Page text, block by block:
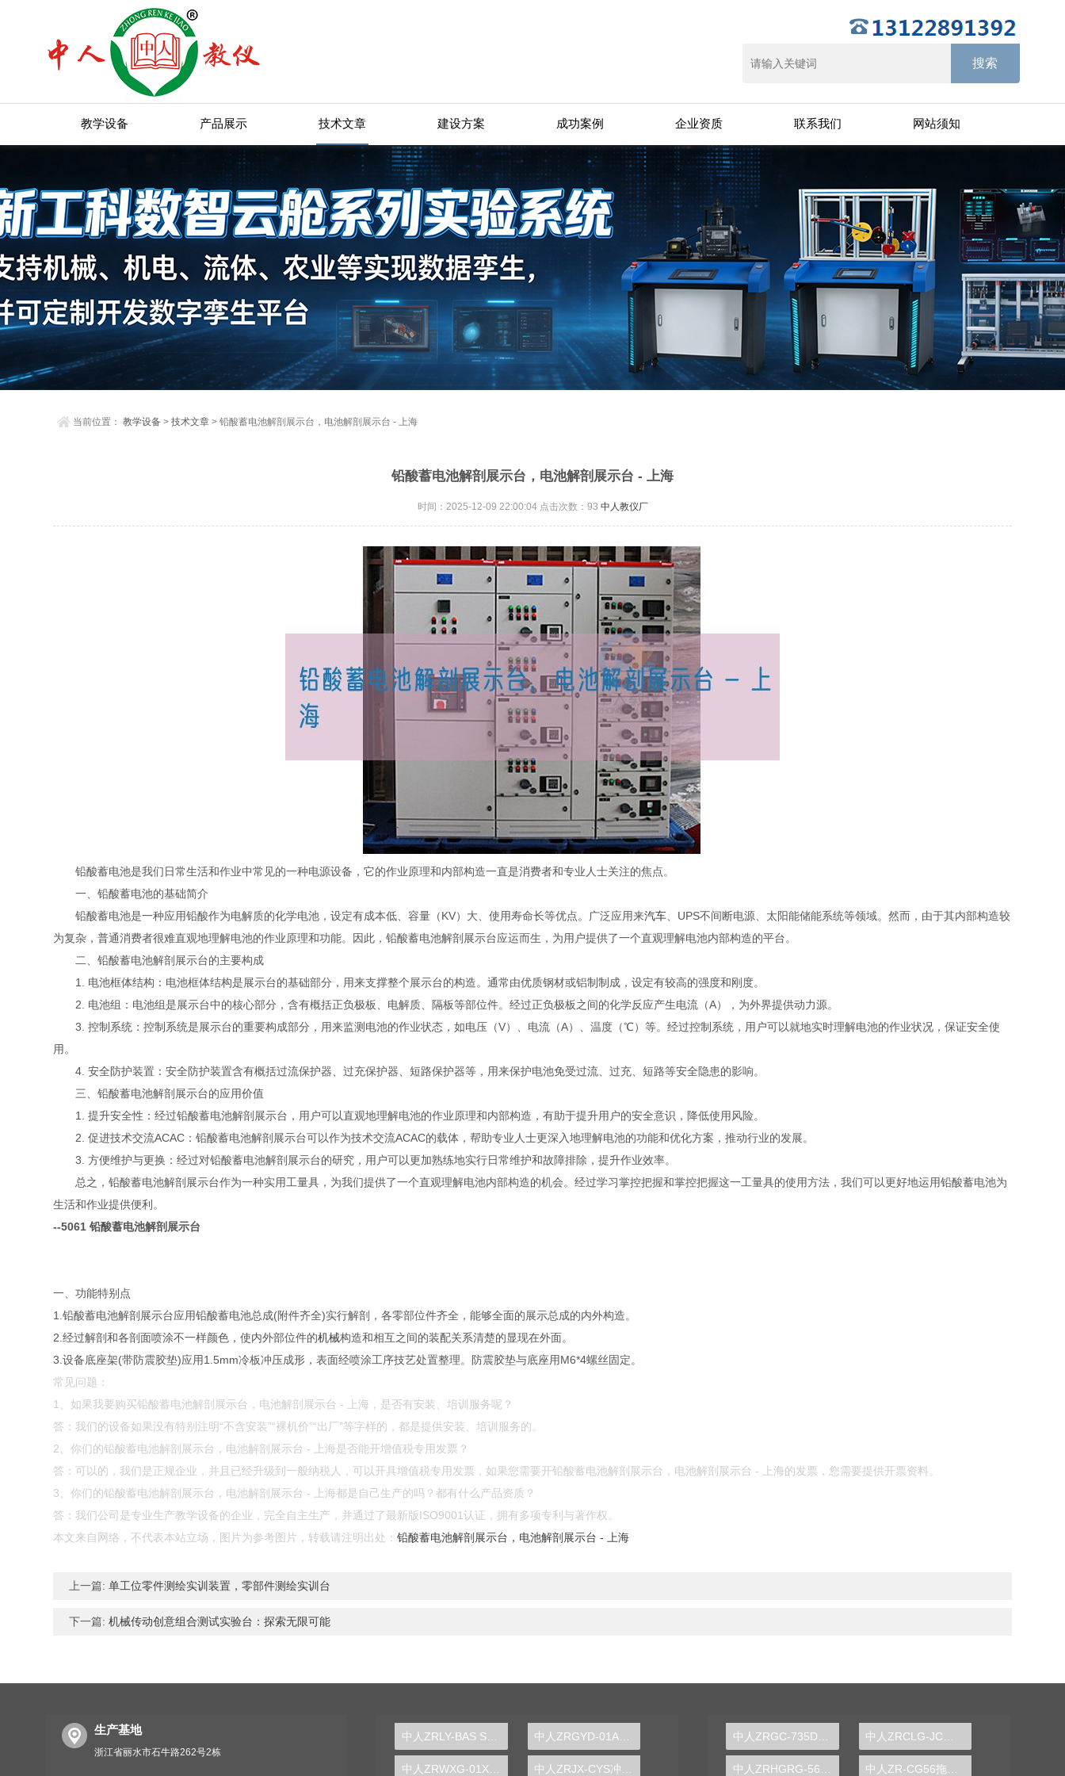
教学设备 产品展示 技术文章 建设方案 成功案例 企业资质 联系我们 网站须知
当前位置：教学设备 >技术文章 > 铅酸蓄电池解剖展示台，电池解剖展示台 - 上海
铅酸蓄电池解剖展示台，电池解剖展示台 - 上海
时间：2025-12-09 22:00:04 点击次数： 93 中人教仪厂
铅酸蓄电池是我们日常生活和作业中常见的一种电源设备，它的作业原理和内部构造一直是消费者和专业人士关注的焦点。
一、铅酸蓄电池的基础简介
铅酸蓄电池是一种应用铅酸作为电解质的化学电池，设定有成本低、容量（KV）大、使用寿命长等优点。广泛应用来汽车 、UPS不间断电源、太阳能储能系统等领域。然而，由于其内部构造较
为复杂，普通消费者很难直观地理解电池的作业原理和功能。因此，铅酸蓄电池解剖展示台应运而生，为用户提供了一个直观理解电池内部构造的平台。
二、铅酸蓄电池解剖展示台的主要构成
1. 电池框体结构：电池框体结构是展示台的基础部分，用来支撑整个展示台的构造。通常由优质钢材或铝制制成，设定有较高的强度和刚度。
2. 电池组：电池组是展示台中的核心部分，含有概括正负极板、电解质、隔板等部位件。经过正负极板之间的化学反应产生电流（A），为外界提供动力源。
3. 控制系统：控制系统是展示台的重要构成部分，用来监测电池的作业状态，如电压（V）、电流（A）、温度（℃）等。经过控制系统，用户可以就地实时理解电池的作业状况，保证安全使
用。
4. 安全防护装置：安全防护装置含有概括过流保护器、过充保护器、短路保护器等，用来保护电池免受过流、过充、短路等安全隐患的影响。
三、铅酸蓄电池解剖展示台的应用价值
1. 提升安全性：经过铅酸蓄电池解剖展示台，用户可以直观地理解电池的作业原理和内部构造，有助于提升用户的安全意识，降低使用风险。
2. 促进技术交流ACAC：铅酸蓄电池解剖展示台可以作为技术交流ACAC的载体，帮助专业人士更深入地理解电池的功能和优化方案，推动行业的发展。
3. 方便维护与更换：经过对铅酸蓄电池解剖展示台的研究，用户可以更加熟练地实行日常维护和故障排除，提升作业效率。
总之，铅酸蓄电池解剖展示台作为一种实用工量具，为我们提供了一个直观理解电池内部构造的机会。经过学习掌控把握和掌控把握这一工量具的使用方法，我们可以更好地运用铅酸蓄电池为
生活和作业提供便利。
--5061 铅酸蓄电池解剖展示台
一、功能特别点
1.铅酸蓄电池解剖展示台应用铅酸蓄电池总成(附件齐全)实行解剖，各零部位件齐全，能够全面的展示总成的内外构造。
2.经过解剖和各剖面喷涂不一样颜色，使内外部位件的机械构造和相互之间的装配关系清楚的显现在外面。
3.设备底座架(带防震胶垫)应用1.5mm冷板冲压成形，表面经喷涂工序技艺处置整理。防震胶垫与底座用M6*4螺丝固定。
常见问题：
1、如果我要购买铅酸蓄电池解剖展示台，电池解剖展示台 - 上海，是否有安装、培训服务呢？
答：我们的设备如果没有特别注明“不含安装”“裸机价”“出厂”等字样的，都是提供安装、培训服务的。
2、你们的铅酸蓄电池解剖展示台，电池解剖展示台 - 上海是否能开增值税专用发票？
答：可以的，我们是正规企业，并且已经升级到一般纳税人，可以开具增值税专用发票，如果您需要开铅酸蓄电池解剖展示台，电池解剖展示台 - 上海的发票，您需要提供开票资料。
3、你们的铅酸蓄电池解剖展示台，电池解剖展示台 - 上海都是自己生产的吗？都有什么产品资质？
答：我们公司是专业生产教学设备的企业，完全自主生产，并通过了最新版ISO9001认证，拥有多项专利与著作权。
本文来自网络，不代表本站立场，图片为参考图片，转载请注明出处：铅酸蓄电池解剖展示台，电池解剖展示台 - 上海
上一篇: 单工位零件测绘实训装置，零部件测绘实训台
下一篇: 机械传动创意组合测试实验台：探索无限可能
生产基地
浙江省丽水市石牛路262号2栋
中人ZRLY-BAS SAS及BAS集成系统应用实训平台